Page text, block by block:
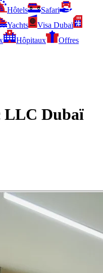
Hôtels
Safari
Yachts
Visa Dubaï
Hôpitaux
Offres
LLC Dubaï